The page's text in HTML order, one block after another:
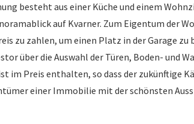
besteht aus einer Küche und einem
auf Kvarner. Zum Eigentum der
zu zahlen, um einen Platz in der Garage zu
über die Auswahl der Türen, Boden- und
im Preis enthalten, so dass der zukünftige
einer Immobilie mit der schönsten